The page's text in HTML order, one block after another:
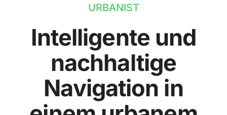
URBANIST
Intelligente und
nachhaltige
Navigation in